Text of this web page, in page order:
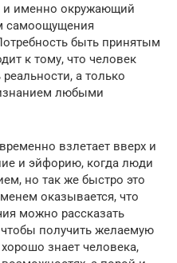
именно окружающий
самоощущения
быть принятым
к тому, что человек
реальности, а только
любыми
взлетает вверх и
и эйфорию, когда люди
но так же быстро это
оказывается, что
можно рассказать
получить желаемую
знает человека,